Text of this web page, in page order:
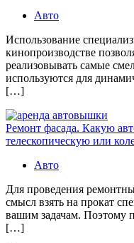
Авто
Использование
кинопроизводстве
реализовывать самые
используются для
[…]
Ремонт фасада. Какую
телескопическую или
Авто
Для проведения
смысл взять на прокат
вашим задачам. Поэтому
[…]